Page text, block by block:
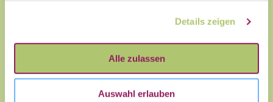
Details zeigen
Alle zulassen
Auswahl erlauben
Euch im Workspace an!
Nachname